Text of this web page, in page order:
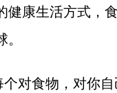
健康生活方式，
个对食物，对你